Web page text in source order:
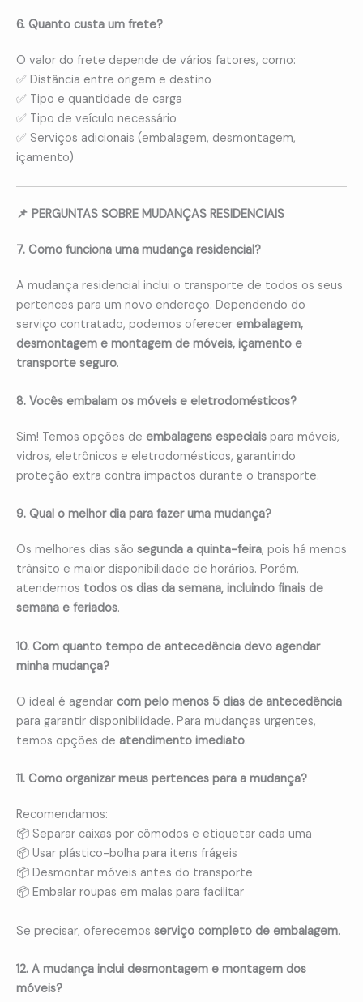
6. Quanto custa um frete?
O valor do frete depende de vários fatores, como:
✅ Distância entre origem e destino
✅ Tipo e quantidade de carga
✅ Tipo de veículo necessário
✅ Serviços adicionais (embalagem, desmontagem,
içamento)
📌 PERGUNTAS SOBRE MUDANÇAS RESIDENCIAIS
7. Como funciona uma mudança residencial?
A mudança residencial inclui o transporte de todos os seus
pertences para um novo endereço. Dependendo do
serviço contratado, podemos oferecer embalagem,
desmontagem e montagem de móveis, içamento e
transporte seguro.
8. Vocês embalam os móveis e eletrodomésticos?
Sim! Temos opções de embalagens especiais para móveis,
vidros, eletrônicos e eletrodomésticos, garantindo
proteção extra contra impactos durante o transporte.
9. Qual o melhor dia para fazer uma mudança?
Os melhores dias são segunda a quinta-feira, pois há menos
trânsito e maior disponibilidade de horários. Porém,
atendemos todos os dias da semana, incluindo finais de
semana e feriados.
10. Com quanto tempo de antecedência devo agendar
minha mudança?
O ideal é agendar com pelo menos 5 dias de antecedência
para garantir disponibilidade. Para mudanças urgentes,
temos opções de atendimento imediato.
11. Como organizar meus pertences para a mudança?
Recomendamos:
📦 Separar caixas por cômodos e etiquetar cada uma
📦 Usar plástico-bolha para itens frágeis
📦 Desmontar móveis antes do transporte
📦 Embalar roupas em malas para facilitar
Se precisar, oferecemos serviço completo de embalagem.
12. A mudança inclui desmontagem e montagem dos
móveis?